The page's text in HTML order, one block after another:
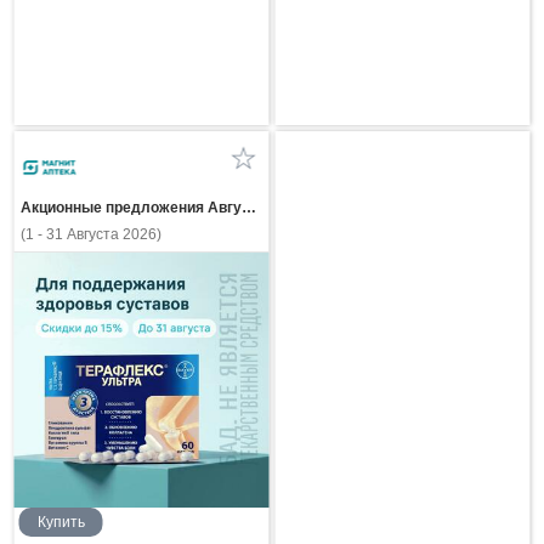
Акционные предложения Августа
(1 - 31 Августа 2026)
Купить